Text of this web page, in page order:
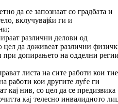
да се запознаат со градбата и
вклучувајќи ги и
различни делови од
цел да доживеат различни
при допирањето на одделни
листа на сите работи кои
работи кои другите луѓе ги
кај нив, со цел да се предизвика
кај телесно инвалидното